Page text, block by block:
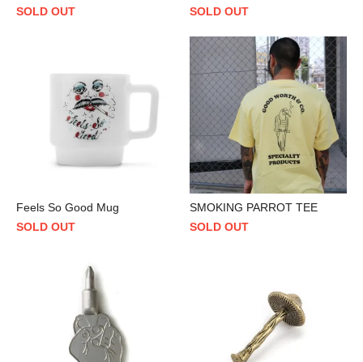
SOLD OUT
SOLD OUT
Feels So Good Mug
SOLD OUT
SMOKING PARROT TEE
SOLD OUT